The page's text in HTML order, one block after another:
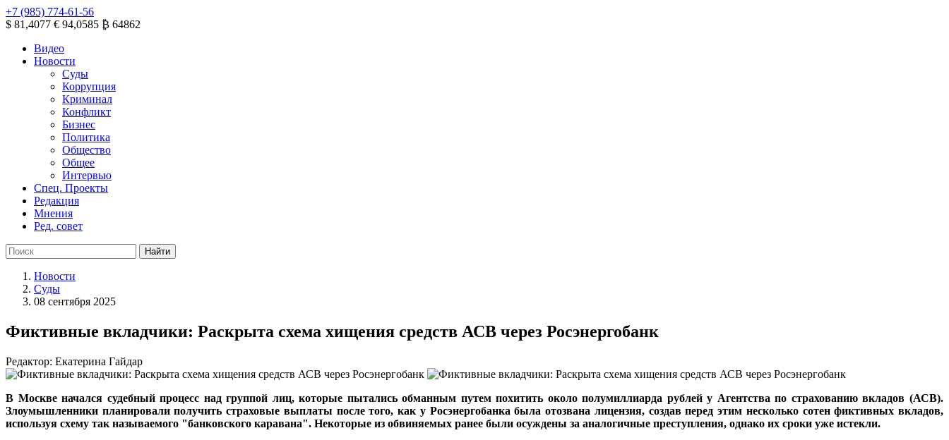
+7 (985) 774-61-56
$ 81,4077 € 94,0585 ₿ 64862
Видео
Новости
Суды
Коррупция
Криминал
Конфликт
Бизнес
Политика
Общество
Общее
Интервью
Спец. Проекты
Редакция
Мнения
Ред. совет
Новости
Суды
08 сентября 2025
Фиктивные вкладчики: Раскрыта схема хищения средств АСВ через Росэнергобанк
Редактор: Екатерина Гайдар
В Москве начался судебный процесс над группой лиц, которые пытались обманным путем похитить около полумиллиарда рублей у Агентства по страхованию вкладов (АСВ).
Злоумышленники планировали получить страховые выплаты после того, как у Росэнергобанка была отозвана лицензия, создав перед этим несколько сотен фиктивных вкладов,
используя схему так называемого "банковского каравана". Некоторые из обвиняемых ранее были осуждены за аналогичные преступления, однако их сроки уже истекли.